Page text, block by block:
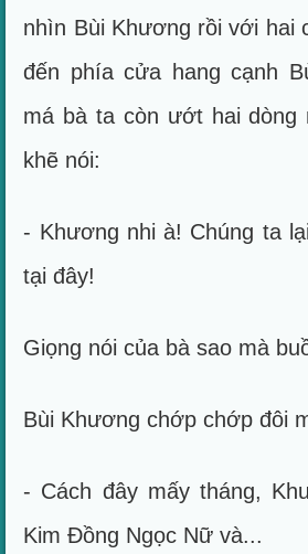
nhìn Bùi Khương rồi với hai
đến phía cửa hang cạnh
má bà ta còn ướt hai
khẽ nói:
- Khương nhi à! Chúng ta
tại đây!
Giọng nói của bà sao mà
Bùi Khương chớp chớp đôi
- Cách đây mấy tháng,
Kim Đồng Ngọc Nữ và...